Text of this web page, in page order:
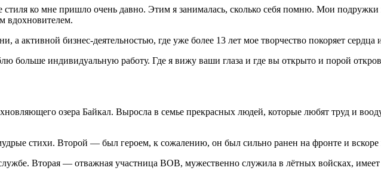
ко мне пришло очень давно. Этим я занималась, сколько себя помню. Мои подружки
вдохновителем.
а активной бизнес-деятельностью, где уже более 13 лет мое творчество покоряет
больше индивидуальную работу. Где я вижу ваши глаза и где вы открыто и порой
озера Байкал. Выросла в семье прекрасных людей, которые любят труд и
стихи. Второй — был героем, к сожалению, он был сильно ранен на фронте и вскоре
Вторая — отважная участница ВОВ, мужественно служила в лётных войсках, имеет